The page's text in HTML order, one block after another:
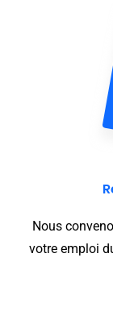
Nous
votre emploi